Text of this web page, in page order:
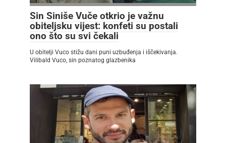
Sin Siniše Vuče otkrio je važnu
obiteljsku vijest: konfeti su postali
ono što su svi čekali
U obitelji Vuco stižu dani puni uzbuđenja i iščekivanja.
Vilibald Vuco, sin poznatog glazbenika